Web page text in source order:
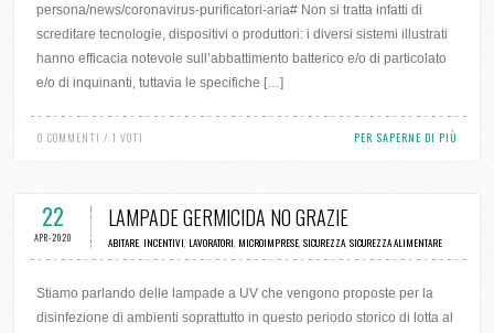
persona/news/coronavirus-purificatori-aria# Non si tratta infatti di
screditare tecnologie, dispositivi o produttori: i diversi sistemi illustrati
hanno efficacia notevole sull’abbattimento batterico e/o di particolato
e/o di inquinanti, tuttavia le specifiche […]
0 COMMENTI / 1 VOTI PER SAPERNE DI PIÙ
22
APR-2020
LAMPADE GERMICIDA NO GRAZIE
ABITARE, INCENTIVI, LAVORATORI, MICROIMPRESE,SICUREZZA,SICUREZZA ALIMENTARE
Stiamo parlando delle lampade a UV che vengono proposte per la
disinfezione di ambienti soprattutto in questo periodo storico di lotta al